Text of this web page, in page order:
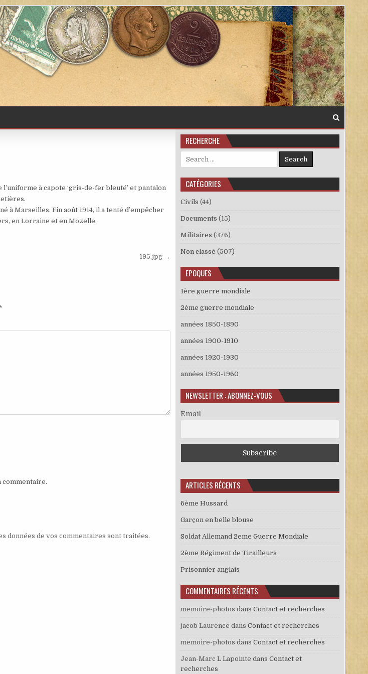
144.JPG
à capote ‘gris-de-fer bleuté’ et pantalon
à Marseilles. Fin août 1914, il a tenté d’empêcher
en Lorraine et en Mozelle.
195.jpg →
*
commentaire.
données de vos commentaires sont traitées.
RECHERCHE
Search for:
CATÉGORIES
Civils (44)
Documents (15)
Militaires (376)
Non classé (507)
EPOQUES
1ère guerre mondiale
2ème guerre mondiale
années 1850-1890
années 1900-1910
années 1920-1930
années 1950-1960
NEWSLETTER : ABONNEZ-VOUS
Email
ARTICLES RÉCENTS
6ème Hussard
Garçon en belle blouse
Soldat Allemand 2eme Guerre Mondiale
2ème Régiment de Tirailleurs
Prisonnier anglais
COMMENTAIRES RÉCENTS
memoire-photos dans Contact et recherches
jacob Laurence dans Contact et recherches
memoire-photos dans Contact et recherches
Jean-Marc L Lapointe dans Contact et
recherches